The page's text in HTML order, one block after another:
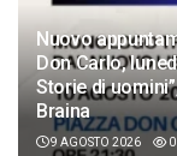
Nuovo
Don Carlo,
Storie di
Braina
9 AGOSTO 2026 0